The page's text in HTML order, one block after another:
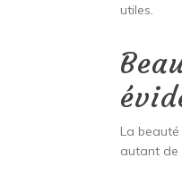
utiles.
La
autant de